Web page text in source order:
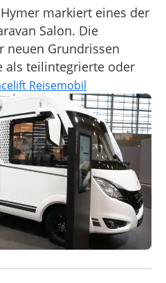
markiert eines der
Salon. Die
neuen Grundrissen
als teilintegrierte oder
Reisemobil